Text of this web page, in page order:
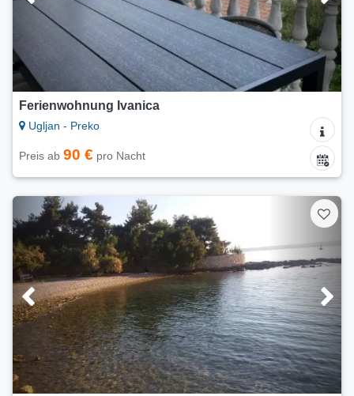
Ferienwohnung Ivanica
Ugljan - Preko
Preis ab 90 € pro Nacht